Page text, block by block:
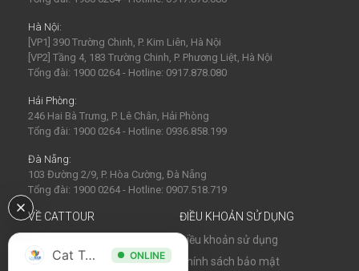
Hà Nội:
[VP1] 390 Trường Chinh, P. Kim Liên, Hà Nội
[VP2] Tầng 4, 183 Trường Chinh, P. Phương Liệt, Hà Nội
Tổng đài: 1900 0264 - Hotline: 0917.878.080
Hải Phòng:
246 Hai Bà Trưng, P. Lê Chân, Hải Phòng
Tổng đài: 1900 0264 - Hotline: 0936.858.199
Đà Nẵng:
103 Đường 2/9, P. Hòa Cường, Đà Nẵng
Tổng đài: 1900 0264 - Hotline: 0907.518.719
VỀ CATTOUR
Tin tức
ĐIỀU KHOẢN SỬ DỤNG
Điều khoản sử dụng
Chính sách bảo mật
Cat Tour ONLINE